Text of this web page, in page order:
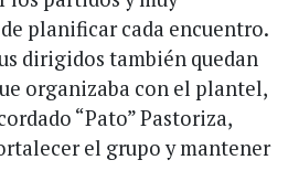
planificar cada encuentro.
dirigidos también quedan
organizaba con el plantel,
“Pato” Pastoriza,
el grupo y mantener